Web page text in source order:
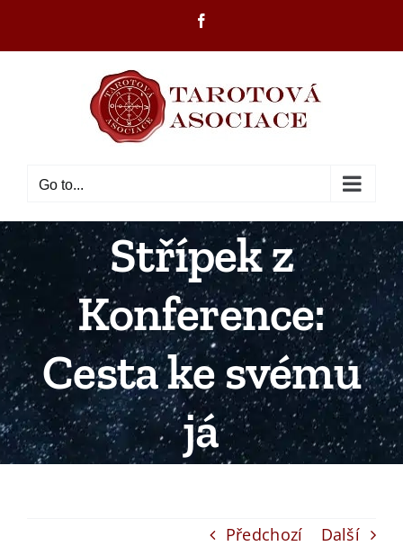
Go to...
Střípek z
Konference:
Cesta ke svému
já
Předchozí Další